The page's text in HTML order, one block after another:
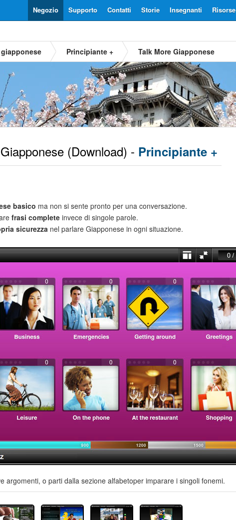
Risorse
Insegnanti
Storie
Contatti
Supporto
Negozio
Principiante + Talk More Giapponese
Giapponese (Download) - Principiante +
basico ma non si sente pronto per una conversazione.
frasi complete invece di singole parole.
sicurezza nel parlare Giapponese in ogni situazione.
argomenti, o parti dalla sezione alfabetoper imparare i singoli fonemi.